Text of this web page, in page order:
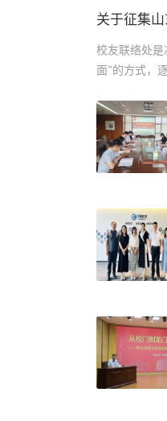
视频《拾夏
的时代担当
滴和不舍别
来源\学生工
科、科研与
核心业务板
的联络，积
团研发与运
\祝瑞 王婷婷
关于征集
校友联络处是
面”的方式，
友填写《山
处的设立说
接小型校友活
结合区域布
报的校友于